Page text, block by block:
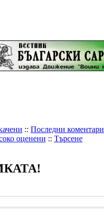
:: Последни коментари
оценени :: Търсене